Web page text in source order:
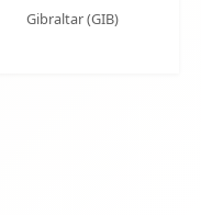
Gibraltar (GIB)